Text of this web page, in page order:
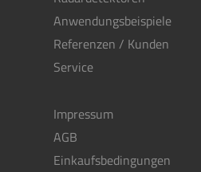
Anwendungsbeispiele
Referenzen / Kunden
Service
Impressum
AGB
Einkaufsbedingungen